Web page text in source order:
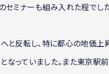
ミナーも組み入れた程でした
と反転し、特に都心の地価上
っていました。また東京駅